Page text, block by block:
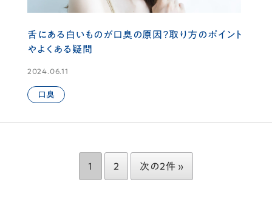
舌にある白いものが口臭の原因？取り方のポイント
やよくある疑問
2024.06.11
口臭
1 2 次の2件 »